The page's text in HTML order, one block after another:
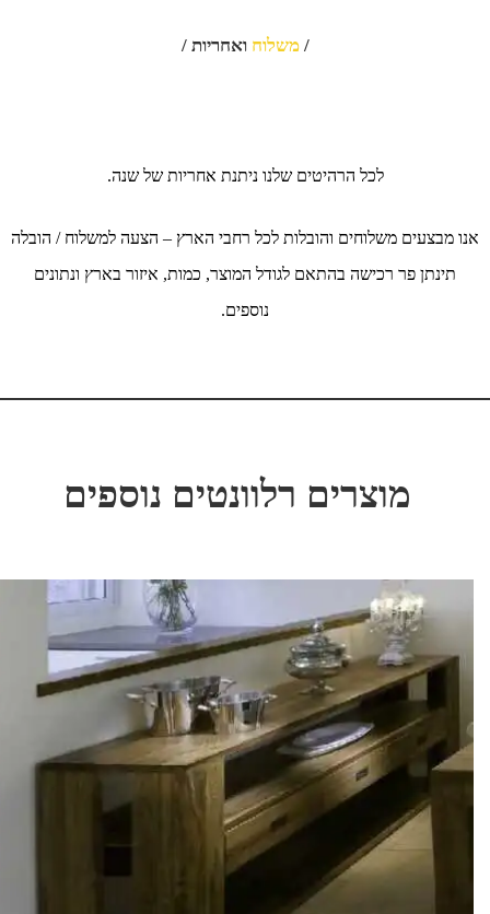
/משלוח ואחריות /
לכל הרהיטים שלנו ניתנת אחריות של שנה.
אנו מבצעים משלוחים והובלות לכל רחבי הארץ – הצעה למשלוח / הובלה
תינתן פר רכישה בהתאם לגודל המוצר, כמות, איזור בארץ ונתונים
נוספים.
מוצרים רלוונטים נוספים